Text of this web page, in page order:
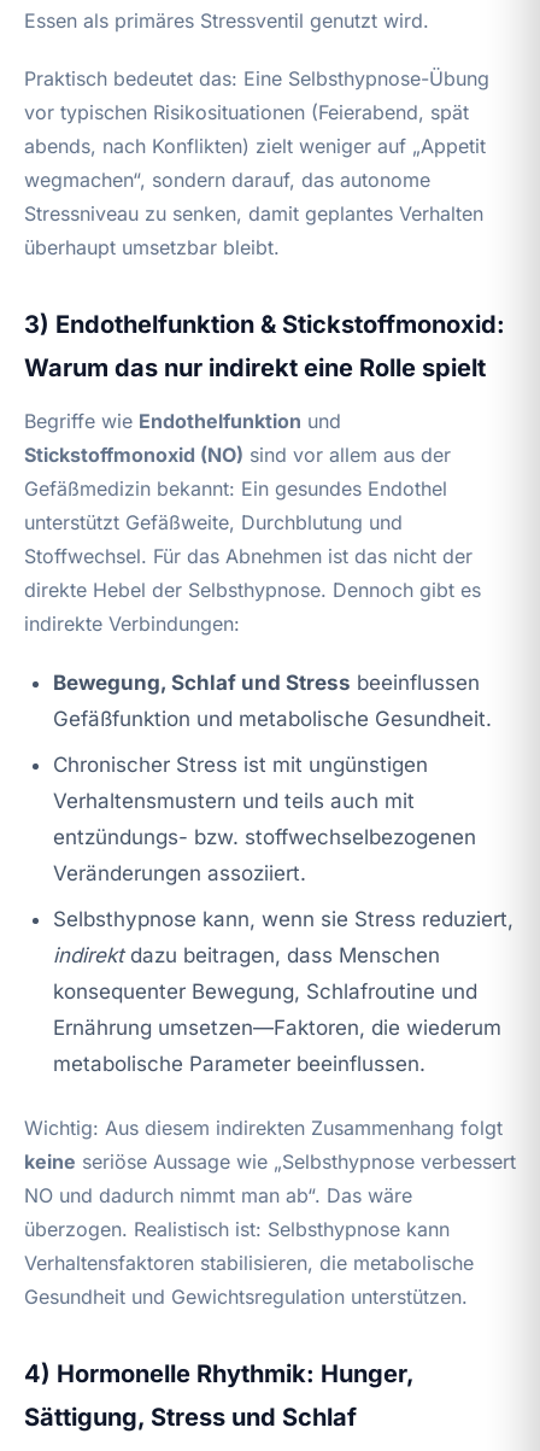
Essen als primäres Stressventil genutzt wird.
Praktisch bedeutet das: Eine Selbsthypnose-Übung
vor typischen Risikosituationen (Feierabend, spät
abends, nach Konflikten) zielt weniger auf „Appetit
wegmachen“, sondern darauf, das autonome
Stressniveau zu senken, damit geplantes Verhalten
überhaupt umsetzbar bleibt.
3) Endothelfunktion & Stickstoffmonoxid:
Warum das nur indirekt eine Rolle spielt
Begriffe wie Endothelfunktion und
Stickstoffmonoxid (NO) sind vor allem aus der
Gefäßmedizin bekannt: Ein gesundes Endothel
unterstützt Gefäßweite, Durchblutung und
Stoffwechsel. Für das Abnehmen ist das nicht der
direkte Hebel der Selbsthypnose. Dennoch gibt es
indirekte Verbindungen:
Bewegung, Schlaf und Stress beeinflussen
Gefäßfunktion und metabolische Gesundheit.
Chronischer Stress ist mit ungünstigen
Verhaltensmustern und teils auch mit
entzündungs- bzw. stoffwechselbezogenen
Veränderungen assoziiert.
Selbsthypnose kann, wenn sie Stress reduziert,
indirektdazu beitragen, dass Menschen
konsequenter Bewegung, Schlafroutine und
Ernährung umsetzen—Faktoren, die wiederum
metabolische Parameter beeinflussen.
Wichtig: Aus diesem indirekten Zusammenhang folgt
keine seriöse Aussage wie „Selbsthypnose verbessert
NO und dadurch nimmt man ab“. Das wäre
überzogen. Realistisch ist: Selbsthypnose kann
Verhaltensfaktoren stabilisieren, die metabolische
Gesundheit und Gewichtsregulation unterstützen.
4) Hormonelle Rhythmik: Hunger,
Sättigung, Stress und Schlaf